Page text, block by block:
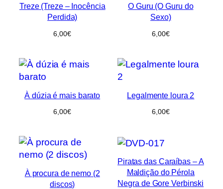
Treze (Treze – Inocência
Perdida)
6,00€
O Guru (O Guru do
Sexo)
6,00€
À dúzia é mais barato
6,00€
Legalmente loura 2
6,00€
À procura de nemo (2
discos)
Piratas das Caraíbas – A
Maldição do Pérola
Negra de Gore Verbinski